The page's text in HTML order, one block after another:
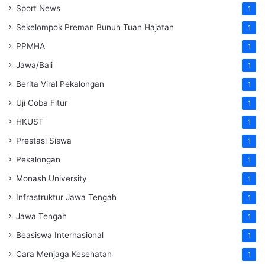
Sport News 1
Sekelompok Preman Bunuh Tuan Hajatan 1
PPMHA 1
Jawa/Bali 1
Berita Viral Pekalongan 1
Uji Coba Fitur 1
HKUST 1
Prestasi Siswa 1
Pekalongan 1
Monash University 1
Infrastruktur Jawa Tengah 1
Jawa Tengah 1
Beasiswa Internasional 1
Cara Menjaga Kesehatan 1